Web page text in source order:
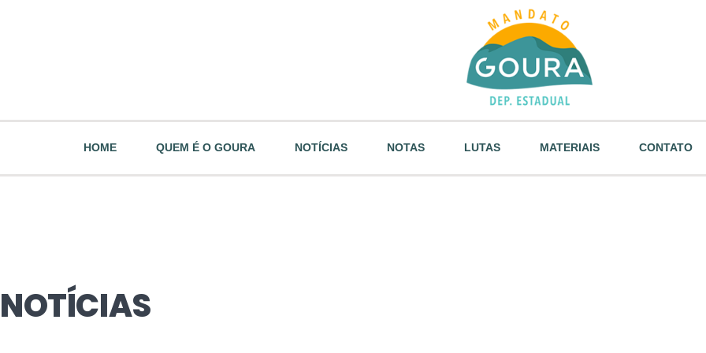
HOME QUEM É O GOURA NOTÍCIAS NOTAS LUTAS MATERIAIS CONTATO
NOTÍCIAS